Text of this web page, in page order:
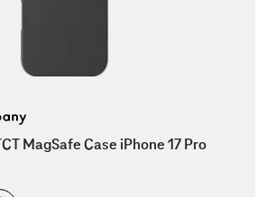
MagSafe Case iPhone 17 Pro